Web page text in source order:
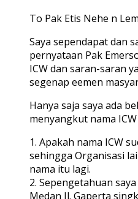
To Pak Etis Nehe n
Saya sependapat dan
pernyataan Pak
ICW dan saran-saran
segenap eemen
Hanya saja saya ada
menyangkut nama ICW
1. Apakah nama ICW
sehingga Organisasi
nama itu lagi.
2. Sepengetahuan
Medan Jl. Gaperta